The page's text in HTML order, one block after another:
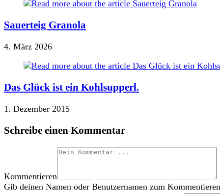
Sauerteig Granola
4. März 2026
Das Glück ist ein Kohlsupperl.
1. Dezember 2015
Schreibe einen Kommentar
Kommentieren
Gib deinen Namen oder Benutzernamen zum